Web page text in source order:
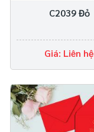
C2039 Đỏ
Giá: Liên hệ